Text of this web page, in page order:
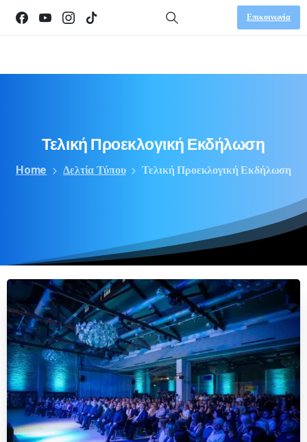
Επικοινωνία
Τελική Προεκλογική Εκδήλωση
Home Δελτία Τύπου Τελική Προεκλογική Εκδήλωση